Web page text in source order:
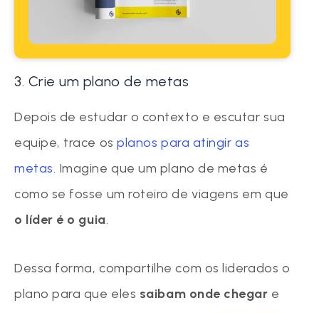
3. Crie um plano de metas
Depois de estudar o contexto e escutar sua
equipe, trace osplanos para atingir as
metas. Imagine que um plano de metas é
como se fosse um roteiro de viagens em que
o líder é o guia.
Dessa forma, compartilhe com os liderados o
plano para que eles saibam onde chegar e